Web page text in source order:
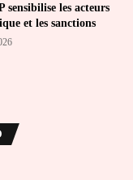
sensibilise les acteurs
et les sanctions